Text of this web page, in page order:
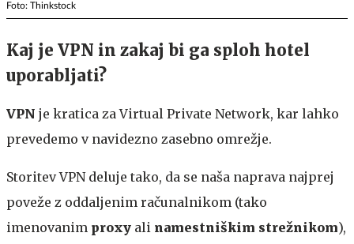
Foto: Thinkstock
Kaj je VPN in zakaj bi ga sploh hotel
uporabljati?
VPN je kratica za Virtual Private Network, kar lahko
prevedemo v navidezno zasebno omrežje.
Storitev VPN deluje tako, da se naša naprava najprej
poveže z oddaljenim računalnikom (tako
imenovanim proxy ali namestniškim strežnikom),